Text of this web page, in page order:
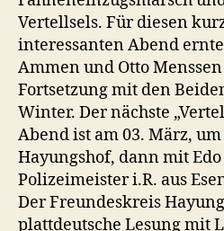
Vertellsels. Für diesen
interessanten Abend
Ammen und Otto
Fortsetzung mit den
Winter. Der nächste
Abend ist am 03. März,
Hayungshof, dann mit
Polizeimeister i.R. aus
Der Freundeskreis
plattdeutsche Lesung mit